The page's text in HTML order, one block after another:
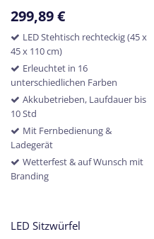
299,89€
LED Stehtisch rechteckig (45 x
45 x 110 cm)
Erleuchtet in 16
unterschiedlichen Farben
Akkubetrieben, Laufdauer bis
10 Std
Mit Fernbedienung &
Ladegerät
Wetterfest & auf Wunsch mit
Branding
LED Sitzwürfel